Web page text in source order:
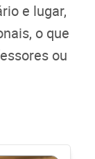
e lugar,
o que
ou